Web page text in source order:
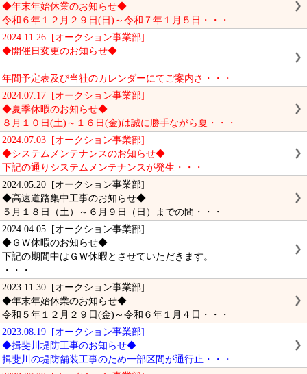
◆年末年始休業のお知らせ◆
令和６年１２月２９日(日)～令和７年１月５日・・・
2024.11.26 [オークション事業部]
◆開催日変更のお知らせ◆
年間予定表及び当社のカレンダーにてご案内さ・・・
2024.07.17 [オークション事業部]
◆夏季休暇のお知らせ◆
８月１０日(土)～１６日(金)は誠に勝手ながら夏・・・
2024.07.03 [オークション事業部]
◆システムメンテナンスのお知らせ◆
下記の通りシステムメンテナンスが発生・・・
2024.05.20 [オークション事業部]
◆高速道路集中工事のお知らせ◆
５月１８日（土）～６月９日（日）までの間・・・
2024.04.05 [オークション事業部]
◆ＧＷ休暇のお知らせ◆
下記の期間中はＧＷ休暇とさせていただきます。
・・・
2023.11.30 [オークション事業部]
◆年末年始休業のお知らせ◆
令和５年１２月２９日(金)～令和６年１月４日・・・
2023.08.19 [オークション事業部]
◆揖斐川堤防工事のお知らせ◆
揖斐川の堤防舗装工事のため一部区間が通行止・・・